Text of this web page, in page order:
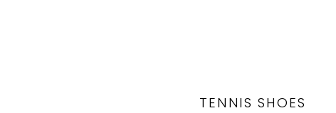
TENNIS SHOES